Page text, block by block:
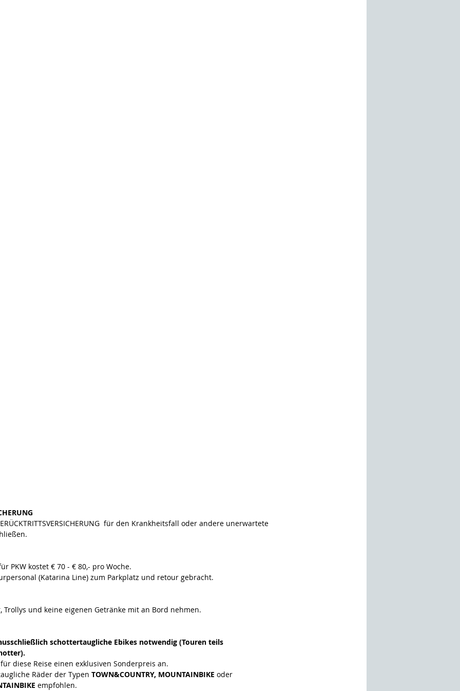
für den Krankheitsfall oder andere unerwartete
PKW kostet € 70 - € 80,- pro Woche.
(Katarina Line) zum Parkplatz und retour gebracht.
Trollys und keine eigenen Getränke mit an Bord nehmen.
schottertaugliche Ebikes notwendig (Touren teils
diese Reise einen exklusiven Sonderpreis an.
Räder der Typen TOWN&COUNTRY, MOUNTAINBIKE oder
empfohlen.